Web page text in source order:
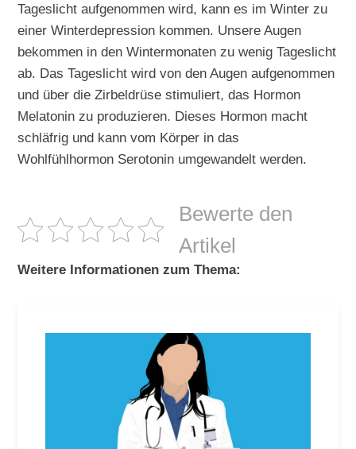
Tageslicht aufgenommen wird, kann es im Winter zu
einer Winterdepression kommen. Unsere Augen
bekommen in den Wintermonaten zu wenig Tageslicht
ab. Das Tageslicht wird von den Augen aufgenommen
und über die Zirbeldrüse stimuliert, das Hormon
Melatonin zu produzieren. Dieses Hormon macht
schläfrig und kann vom Körper in das
Wohlfühlhormon Serotonin umgewandelt werden.
Bewerte den
Artikel
Weitere Informationen zum Thema: